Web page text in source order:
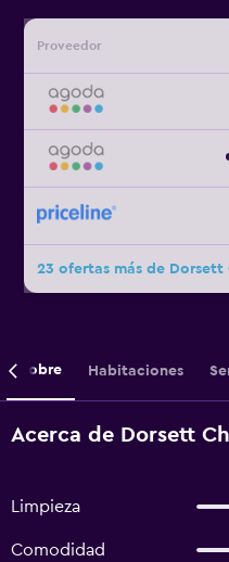
Proveedor
23 ofertas más de Dorsett
Sobre Habitaciones
Acerca de Dorsett
Limpieza
Comodidad